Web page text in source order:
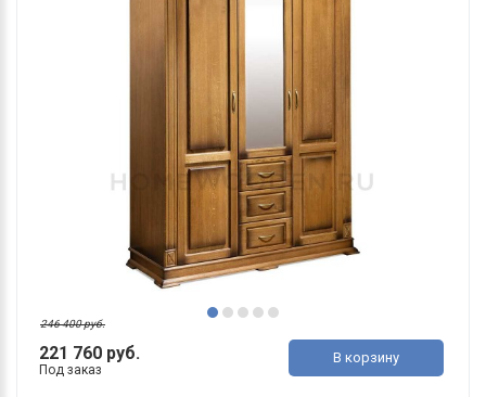
221 760 руб.
246 400 руб.
Под заказ
В корзину